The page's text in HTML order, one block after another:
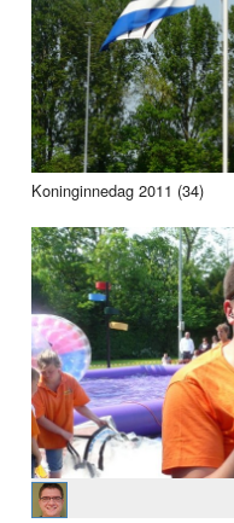
Koninginnedag 2011 (34)